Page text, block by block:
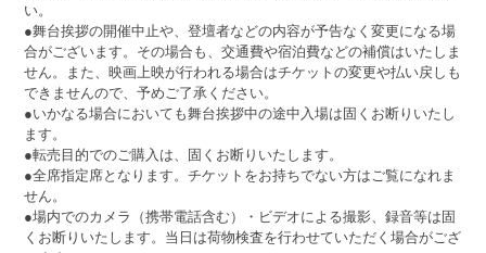
い。
●舞台挨拶の開催中止や、登壇者などの内容が予告なく変更になる場
合がございます。その場合も、交通費や宿泊費などの補償はいたしま
せん。また、映画上映が行われる場合はチケットの変更や払い戻しも
できませんので、予めご了承ください。
●いかなる場合においても舞台挨拶中の途中入場は固くお断りいたし
ます。
●転売目的でのご購入は、固くお断りいたします。
●全席指定席となります。チケットをお持ちでない方はご覧になれま
せん。
●場内でのカメラ（携帯電話含む）・ビデオによる撮影、録音等は固
くお断りいたします。当日は荷物検査を行わせていただく場合がござ